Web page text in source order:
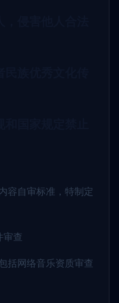
容自审标准，特制定
审查
括网络音乐资质审查